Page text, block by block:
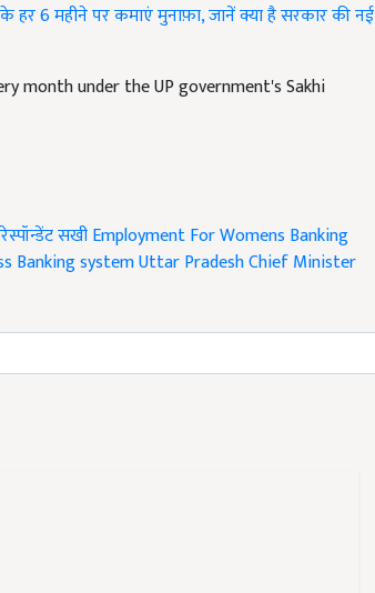
हर 6 महीने पर कमाएं मुनाफ़ा, जानें क्या है सरकार की नई
month under the UP government's Sakhi
सखीEmployment For Womens Banking
Banking systemUttar Pradesh Chief Minister